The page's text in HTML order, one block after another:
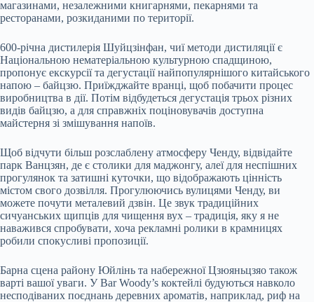
магазинами, незалежними книгарнями, пекарнями та
ресторанами, розкиданими по території.
600-річна дистилерія Шуйцзінфан, чиї методи дистиляції є
Національною нематеріальною культурною спадщиною,
пропонує екскурсії та дегустації найпопулярнішого китайського
напою – байцзю. Приїжджайте вранці, щоб побачити процес
виробництва в дії. Потім відбудеться дегустація трьох різних
видів байцзю, а для справжніх поціновувачів доступна
майстерня зі змішування напоїв.
Щоб відчути більш розслаблену атмосферу Ченду, відвідайте
парк Ванцзян, де є столики для маджонгу, алеї для неспішних
прогулянок та затишні куточки, що відображають цінність
містом свого дозвілля. Прогулюючись вулицями Ченду, ви
можете почути металевий дзвін. Це звук традиційних
сичуанських щипців для чищення вух – традиція, яку я не
наважився спробувати, хоча рекламні ролики в крамницях
робили спокусливі пропозиції.
Барна сцена району Юйлінь та набережної Цзюяньцзяо також
варті вашої уваги. У Bar Woody’s коктейлі будуються навколо
несподіваних поєднань деревних ароматів, наприклад, риф на